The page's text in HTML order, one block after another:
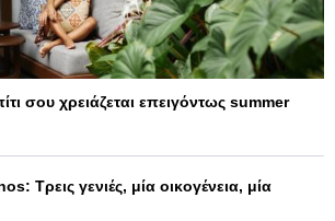
σου χρειάζεται επειγόντως summer
Τρεις γενιές, μία οικογένεια, μία